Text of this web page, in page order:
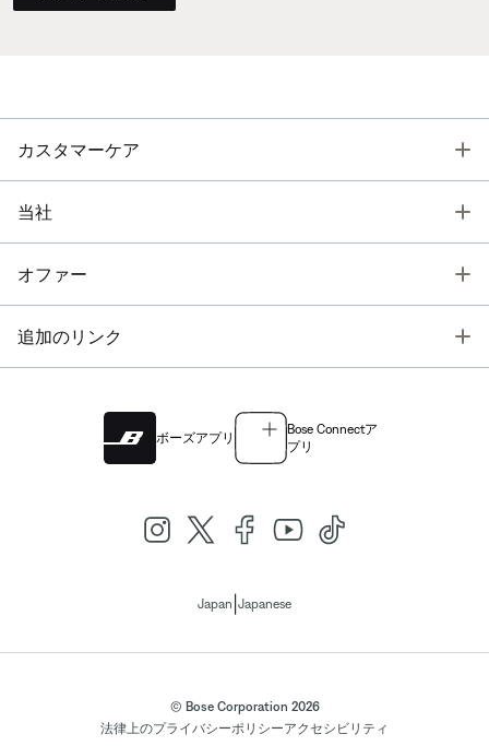
カスタマーケア
当社
オファー
追加のリンク
ボーズアプリ
Bose Connectア
プリ
Japan Japanese
© Bose Corporation 2026
法律上のプライバシーポリシーアクセシビリティ